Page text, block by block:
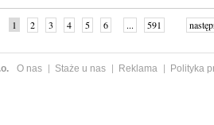
1 2 3 4 5 6 ... 591
O nas Staże u nas Reklama
Polityka